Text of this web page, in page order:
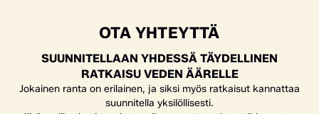
OTA YHTEYTTÄ
SUUNNITELLAAN YHDESSÄ TÄYDELLINEN
RATKAISU VEDEN ÄÄRELLE
Jokainen ranta on erilainen, ja siksi myös ratkaisut kannattaa
suunnitella yksilöllisesti.